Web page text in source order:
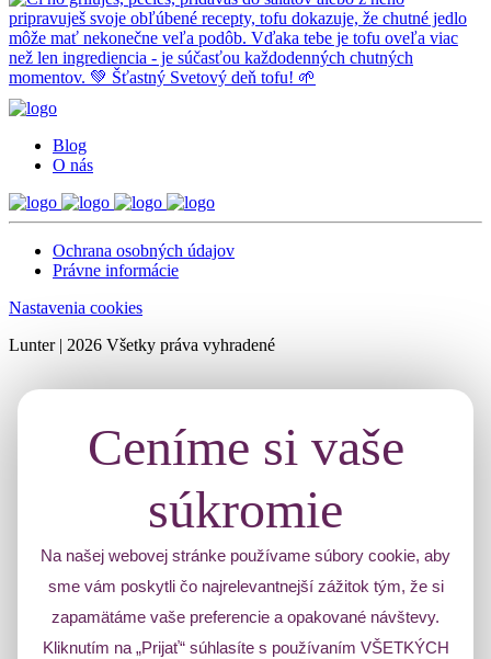
Blog
O nás
Ochrana osobných údajov
Právne informácie
Nastavenia cookies
Lunter | 2026 Všetky práva vyhradené
Ceníme si vaše
súkromie
Na našej webovej stránke používame súbory cookie, aby
sme vám poskytli čo najrelevantnejší zážitok tým, že si
zapamätáme vaše preferencie a opakované návštevy.
Kliknutím na „Prijať“ súhlasíte s používaním VŠETKÝCH